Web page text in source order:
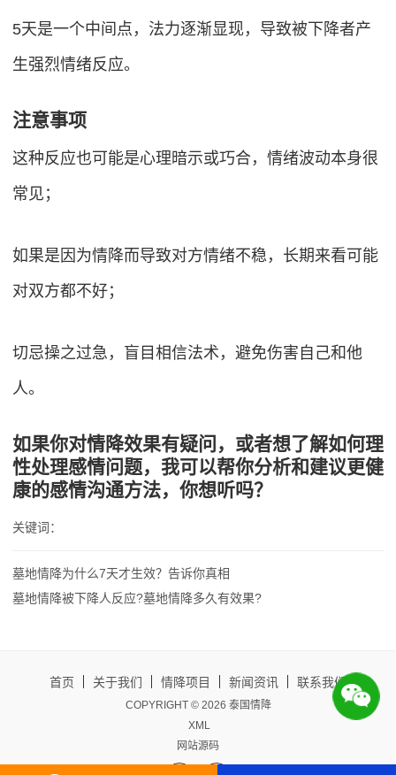
5天是一个中间点，法力逐渐显现，导致被下降者产
生强烈情绪反应。
注意事项
这种反应也可能是心理暗示或巧合，情绪波动本身很
常见；
如果是因为情降而导致对方情绪不稳，长期来看可能
对双方都不好；
切忌操之过急，盲目相信法术，避免伤害自己和他
人。
如果你对情降效果有疑问，或者想了解如何理
性处理感情问题，我可以帮你分析和建议更健
康的感情沟通方法，你想听吗？
关键词：
墓地情降为什么7天才生效？告诉你真相
墓地情降被下降人反应?墓地情降多久有效果?
首页 关于我们 情降项目 新闻资讯 联系我们
COPYRIGHT © 2026 泰国情降
XML
网站源码